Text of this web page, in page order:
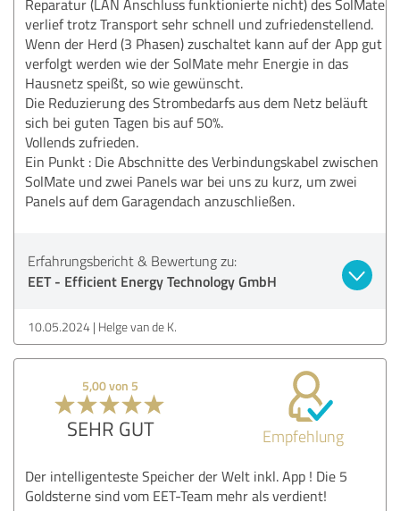
Reparatur (LAN Anschluss funktionierte nicht) des SolMate
verlief trotz Transport sehr schnell und zufriedenstellend.
Wenn der Herd (3 Phasen) zuschaltet kann auf der App gut
verfolgt werden wie der SolMate mehr Energie in das
Hausnetz speißt, so wie gewünscht.
Die Reduzierung des Strombedarfs aus dem Netz beläuft
sich bei guten Tagen bis auf 50%.
Vollends zufrieden.
Ein Punkt : Die Abschnitte des Verbindungskabel zwischen
SolMate und zwei Panels war bei uns zu kurz, um zwei
Panels auf dem Garagendach anzuschließen.
Erfahrungsbericht & Bewertung zu:
EET - Efficient Energy Technology GmbH
10.05.2024 Helge van de K.
5,00 von 5
SEHR GUT Empfehlung
Der intelligenteste Speicher der Welt inkl. App ! Die 5
Goldsterne sind vom EET-Team mehr als verdient!